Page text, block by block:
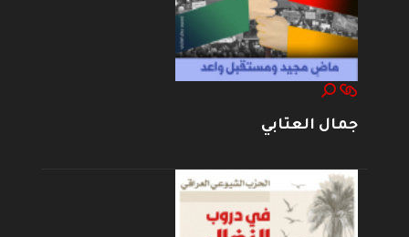
جمال العتابي